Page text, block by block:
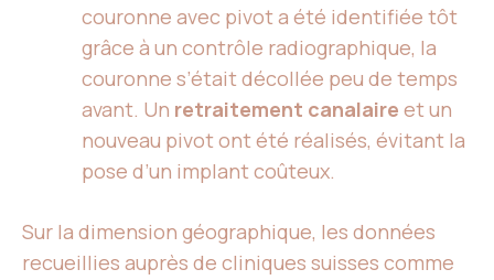
couronne avec pivot a été identifiée tôt
grâce à un contrôle radiographique, la
couronne s’était décollée peu de temps
avant. Un retraitement canalaire et un
nouveau pivot ont été réalisés, évitant la
pose d’un implant coûteux.
Sur la dimension géographique, les données
recueillies auprès de cliniques suisses comme